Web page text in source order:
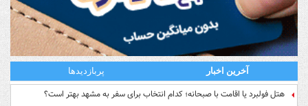
آخرین اخبار پربازدیدها
هتل فولبرد یا اقامت با صبحانه؛ کدام انتخاب برای سفر به مشهد بهتر است؟